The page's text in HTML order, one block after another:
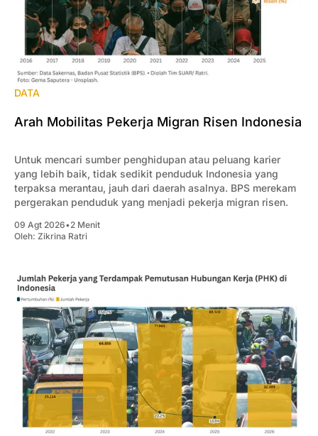
DATA
Arah Mobilitas Pekerja Migran Risen Indonesia
Untuk mencari sumber penghidupan atau peluang karier
yang lebih baik, tidak sedikit penduduk Indonesia yang
terpaksa merantau, jauh dari daerah asalnya. BPS merekam
pergerakan penduduk yang menjadi pekerja migran risen.
09 Agt 2026•2 Menit
Oleh: Zikrina Ratri